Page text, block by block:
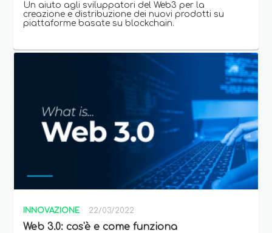
Un aiuto agli sviluppatori del Web3 per la
creazione e distribuzione dei nuovi prodotti su
piattaforme basate su blockchain.
INNOVAZIONE 22/03/2022
Web 3.0: cos'è e come funziona